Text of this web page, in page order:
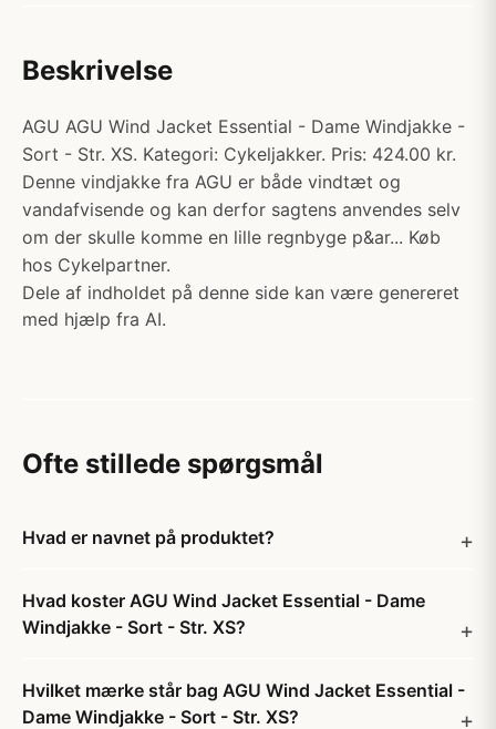
Beskrivelse
AGU AGU Wind Jacket Essential - Dame Windjakke -
Sort - Str. XS. Kategori: Cykeljakker. Pris: 424.00 kr.
Denne vindjakke fra AGU er både vindtæt og
vandafvisende og kan derfor sagtens anvendes selv
om der skulle komme en lille regnbyge p&ar... Køb
hos Cykelpartner.
Dele af indholdet på denne side kan være genereret
med hjælp fra AI.
Ofte stillede spørgsmål
Hvad er navnet på produktet?
Hvad koster AGU Wind Jacket Essential - Dame
Windjakke - Sort - Str. XS?
Hvilket mærke står bag AGU Wind Jacket Essential -
Dame Windjakke - Sort - Str. XS?